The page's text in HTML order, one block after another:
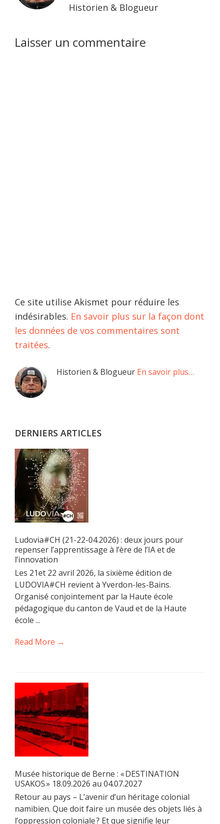
Historien & Blogueur
Interactions
Laisser un commentaire
Ce site utilise Akismet pour réduire les
indésirables. En savoir plus sur la façon dont
les données de vos commentaires sont
traitées.
Barre
latérale
Historien & Blogueur En savoir plus…
DERNIERS ARTICLES
Ludovia#CH (21-22-04.2026) : deux jours pour
repenser l’apprentissage à l’ère de l’IA et de
l’innovation
Les 21et 22 avril 2026, la sixième édition de
LUDOVIA#CH revient à Yverdon-les-Bains.
Organisé conjointement par la Haute école
pédagogique du canton de Vaud et de la Haute
école ...
Read More →
Musée historique de Berne : « DESTINATION
USAKOS » 18.09.2026 au 04.07.2027
Retour au pays – L’avenir d’un héritage colonial
namibien. Que doit faire un musée des objets liés à
l’oppression coloniale ? Et que signifie leur